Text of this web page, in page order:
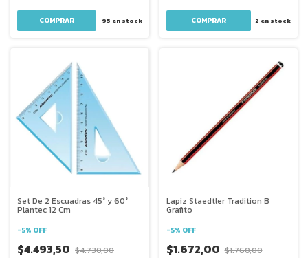
95 en stock 2 en stock
Set De 2 Escuadras 45° y 60°
Plantec 12 Cm
-5% OFF
$4.493,50 $4.730,00
Lapiz Staedtler Tradition B
Grafito
-5% OFF
$1.672,00 $1.760,00